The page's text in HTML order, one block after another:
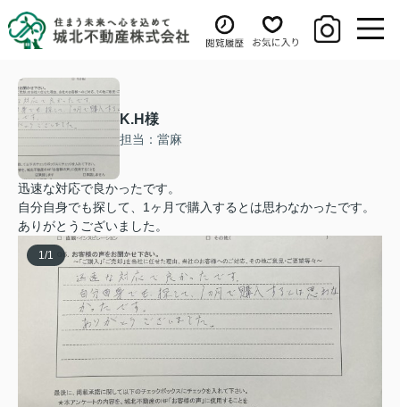
K.H様
担当：當麻
迅速な対応で良かったです。
自分自身でも探して、1ヶ月で購入するとは思わなかったです。
ありがとうございました。
1/1